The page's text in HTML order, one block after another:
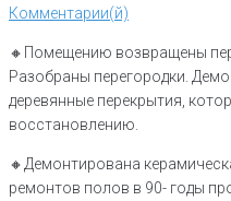
Комментарии(й)
🔸Помещению возвращены
Разобраны перегородки.
деревянные перекрытия,
восстановлению.
🔸Демонтирована
ремонтов полов в 90- годы